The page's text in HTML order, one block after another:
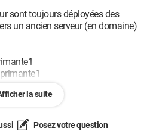
sont toujours déployées des
un ancien serveur (en domaine)
puisqu'il faudrait les
la suite
Posez votre question